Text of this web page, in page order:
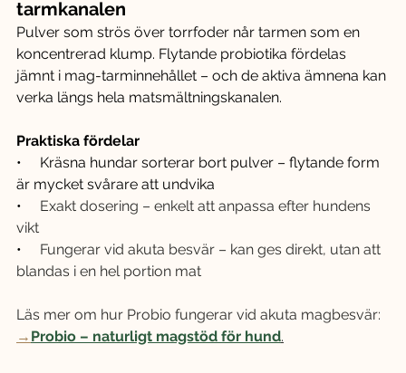
tarmkanalen
Pulver som strös över torrfoder når tarmen som en
koncentrerad klump. Flytande probiotika fördelas
jämnt i mag-tarminnehållet – och de aktiva ämnena kan
verka längs hela matsmältningskanalen.
Praktiska fördelar
•     Kräsna hundar sorterar bort pulver – flytande form
är mycket svårare att undvika
• Exakt dosering – enkelt att anpassa efter hundens
vikt
• Fungerar vid akuta besvär – kan ges direkt, utan att
blandas i en hel portion mat
Läs mer om hur Probio fungerar vid akuta magbesvär:
→ Probio – naturligt magstöd för hund.